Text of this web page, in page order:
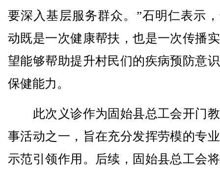
要深入基层服务群众。”石明仁表示
动既是一次健康帮扶，也是一次传播
望能够帮助提升村民们的疾病预防意
保健能力。
此次义诊作为固始县总工会开门
事活动之一，旨在充分发挥劳模的专
示范引领作用。后续，固始县总工会